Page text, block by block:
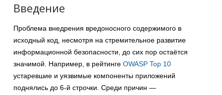
Введение
Проблема внедрения вредоносного содержимого в
исходный код, несмотря на стремительное развитие
информационной безопасности, до сих пор остаётся
значимой. Например, в рейтинге OWASP Top 10
устаревшие и уязвимые компоненты приложений
поднялись до 6-й строчки. Среди причин —